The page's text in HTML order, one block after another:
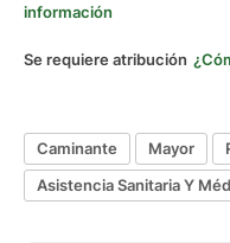
información
Se requiere atribución
Caminante Mayor
Asistencia Sanitaria Y